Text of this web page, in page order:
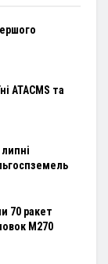
ATACMS та
70 ракет
M270